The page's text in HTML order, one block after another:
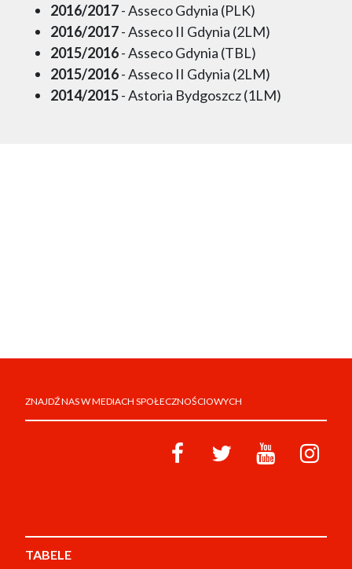
2016/2017- Asseco Gdynia (PLK)
2016/2017- Asseco II Gdynia (2LM)
2015/2016- Asseco Gdynia (TBL)
2015/2016- Asseco II Gdynia (2LM)
2014/2015- Astoria Bydgoszcz (1LM)
ZNAJDŹ NAS W MEDIACH SPOŁECZNOŚCIOWYCH
TABELE